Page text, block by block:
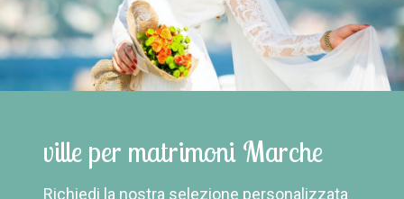
ville per matrimoni Marche
Richiedi la nostra selezione personalizzata